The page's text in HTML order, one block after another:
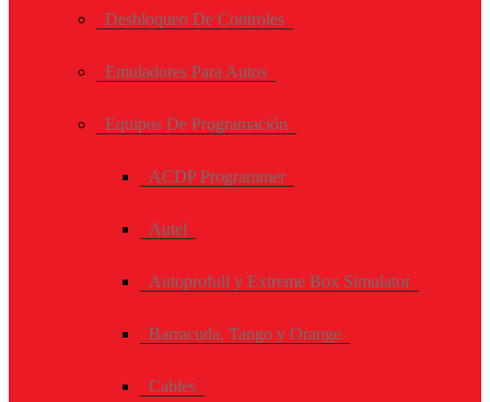
Desbloqueo De Controles
Emuladores Para Autos
Equipos De Programación
ACDP Programmer
Autel
Autoprofull y Extreme Box Simulator
Barracuda, Tango y Orange
Cables